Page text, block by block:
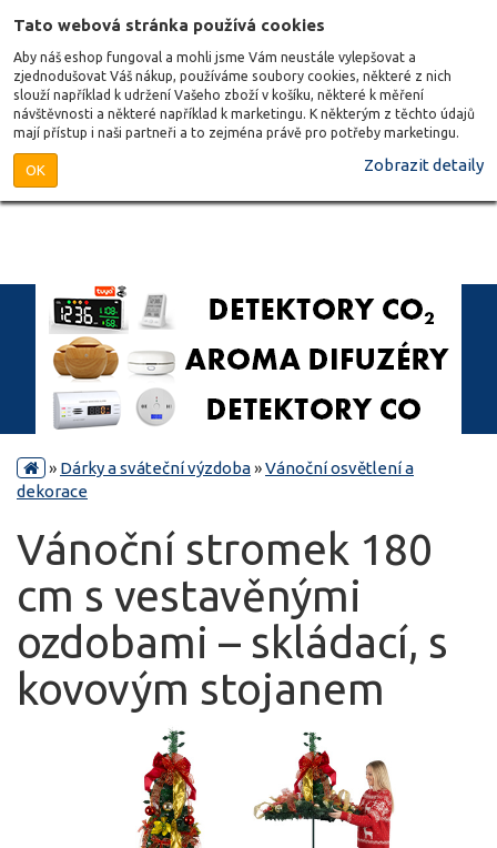
Tato webová stránka používá cookies
Aby náš eshop fungoval a mohli jsme Vám neustále vylepšovat a
zjednodušovat Váš nákup, používáme soubory cookies, některé z nich
slouží například k udržení Vašeho zboží v košíku, některé k měření
návštěvnosti a některé například k marketingu. K některým z těchto údajů
mají přístup i naši partneři a to zejména právě pro potřeby marketingu.
OK Zobrazit detaily
» Dárky a sváteční výzdoba»Vánoční osvětlení a
dekorace
Vánoční stromek 180
cm s vestavěnými
ozdobami – skládací, s
kovovým stojanem